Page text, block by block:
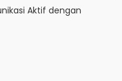
Aktif dengan